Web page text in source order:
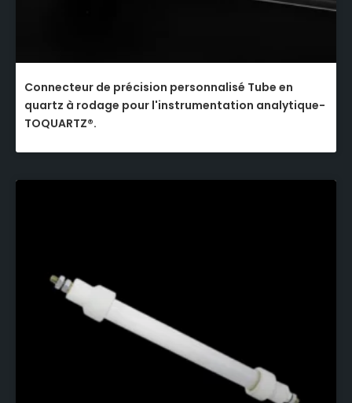
Connecteur de précision personnalisé Tube en
quartz à rodage pour l'instrumentation analytique-
TOQUARTZ®.